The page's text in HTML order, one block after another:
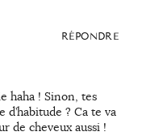
RÉPONDRE
haha ! Sinon, tes
? Ca te va
de cheveux aussi !